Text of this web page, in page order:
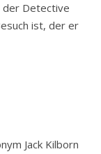
der Detective
ist, der er
Jack Kilborn